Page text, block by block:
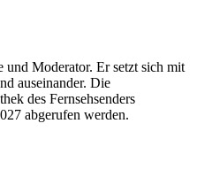
und Moderator. Er setzt sich mit
auseinander. Die
des Fernsehsenders
abgerufen werden.